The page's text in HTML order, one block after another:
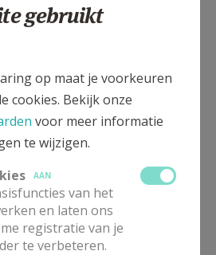
gebruikt
op maat je voorkeuren
cookies. Bekijk onze
voor meer informatie
te wijzigen.
AAN
van het
en laten ons
registratie van je
te verbeteren.